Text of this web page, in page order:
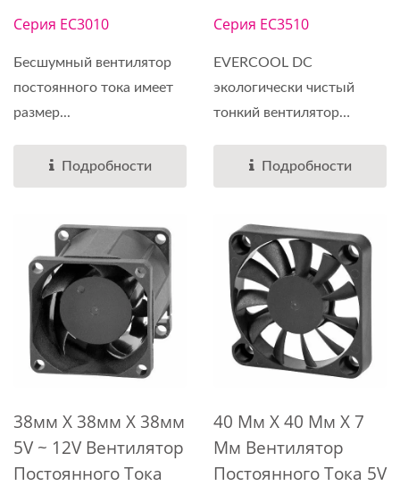
Серия EC3010
Бесшумный вентилятор
постоянного тока имеет
размер...
Подробности
Серия EC3510
EVERCOOL DC
экологически чистый
тонкий вентилятор
Подробности
38мм X 38мм X 38мм
5V ~ 12V Вентилятор
Постоянного Тока
40 Мм X 40 Мм X 7
Мм Вентилятор
Постоянного Тока 5V